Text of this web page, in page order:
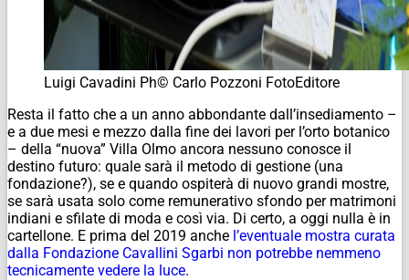
Luigi Cavadini Ph© Carlo Pozzoni FotoEditore
Resta il fatto che a un anno abbondante dall’insediamento –
e a due mesi e mezzo dalla fine dei lavori per l’orto botanico
– della “nuova” Villa Olmo ancora nessuno conosce il
destino futuro: quale sarà il metodo di gestione (una
fondazione?), se e quando ospiterà di nuovo grandi mostre,
se sarà usata solo come remunerativo sfondo per matrimoni
indiani e sfilate di moda e così via. Di certo, a oggi nulla è in
cartellone. E prima del 2019 anche l’eventuale mostra curata
dalla Fondazione Cavallini Sgarbi non potrebbe nemmeno
tecnicamente vedere la luce.